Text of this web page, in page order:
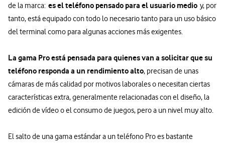
de la marca: es el teléfono pensado para el usuario medio y, por
tanto, está equipado con todo lo necesario tanto para un uso básico
del terminal como para algunas acciones más exigentes.
La gama Pro está pensada para quienes van a solicitar que su
teléfono responda a un rendimiento alto, precisan de unas
cámaras de más calidad por motivos laborales o necesitan ciertas
características extra, generalmente relacionadas con el diseño, la
edición de vídeo o el consumo de juegos, pero a un nivel muy alto.
El salto de una gama estándar a un teléfono Pro es bastante